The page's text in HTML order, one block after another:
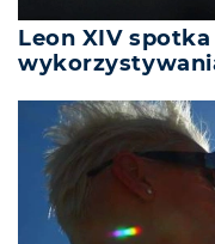
Leon XIV